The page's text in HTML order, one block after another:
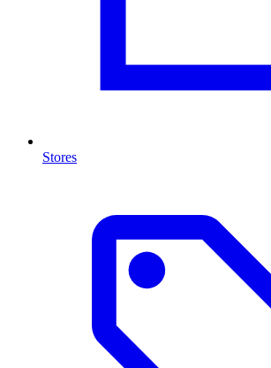
Stores